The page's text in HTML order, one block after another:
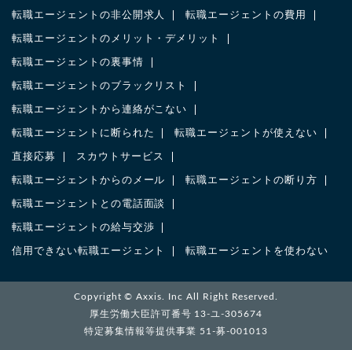
転職エージェントの非公開求人 転職エージェントの費用
転職エージェントのメリット・デメリット
転職エージェントの裏事情
転職エージェントのブラックリスト
転職エージェントから連絡がこない
転職エージェントに断られた 転職エージェントが使えない
直接応募 スカウトサービス
転職エージェントからのメール 転職エージェントの断り方
転職エージェントとの電話面談
転職エージェントの給与交渉
信用できない転職エージェント 転職エージェントを使わない
Copyright ©Axxis. Inc All Right Reserved.
厚生労働大臣許可番号 13-ユ-305674
特定募集情報等提供事業 51-募-001013